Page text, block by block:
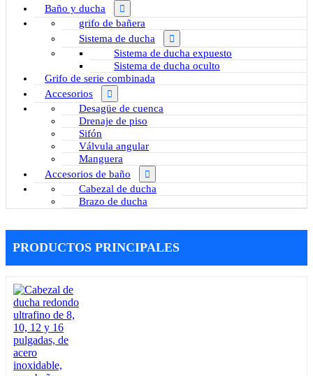
Baño y ducha
grifo de bañera
Sistema de ducha
Sistema de ducha expuesto
Sistema de ducha oculto
Grifo de serie combinada
Accesorios
Desagüe de cuenca
Drenaje de piso
Sifón
Válvula angular
Manguera
Accesorios de baño
Cabezal de ducha
Brazo de ducha
PRODUCTOS PRINCIPALES